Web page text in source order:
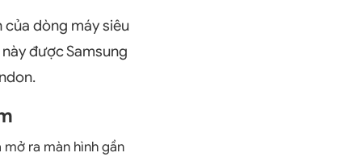
của dòng máy siêu
được Samsung
mở ra màn hình gần